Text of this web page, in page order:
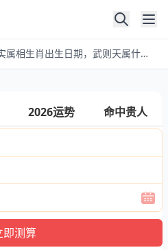
武则天真实属相生肖出生日期，武则天属什么生肖？
2026运势 命中贵人